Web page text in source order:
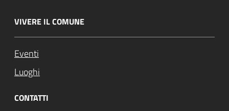
VIVERE IL COMUNE
Eventi
Luoghi
CONTATTI